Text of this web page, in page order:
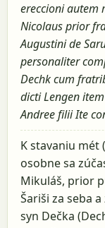
ereccioni autem
Nicolaus prior
Augustini de
personaliter
Dechk cum
dicti Lengen
Andree filii Ite
K stavaniu mét
osobne sa
Mikuláš, prior
Šariši za seba
syn Dečka